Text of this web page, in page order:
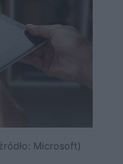
Microsoft)